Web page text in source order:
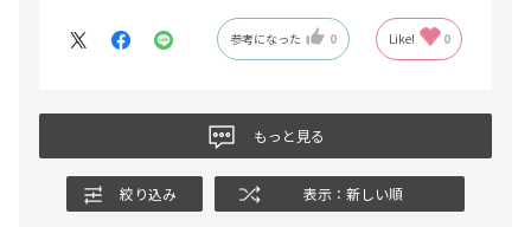
参考になった 0 Like! 0
もっと見る
絞り込み 表示：新しい順